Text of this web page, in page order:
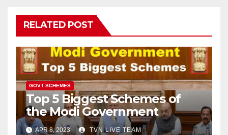
RELATED POST
GOVT SCHEMES
Top 5 Biggest Schemes of
the Modi Government
APR 8, 2023 TVN LIVE TEAM